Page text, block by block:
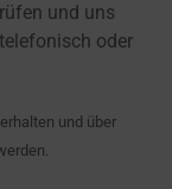
und uns
oder
und über